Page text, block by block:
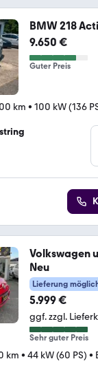
BMW 218
9.650 €
Guter Preis
km • 100 kW (136
Volkswagen
Neu
Lieferung
5.999 €
ggf. zzgl.
Sehr guter Preis
km • 44 kW (60 PS) •